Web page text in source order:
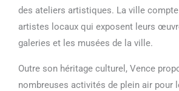
des ateliers artistiques. La ville
artistes locaux qui exposent leurs
galeries et les musées de la ville.
Outre son héritage culturel, Vence
nombreuses activités de plein air pour